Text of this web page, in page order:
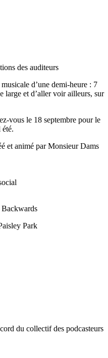
des auditeurs
d’une demi-heure : 7
large et d’aller voir ailleurs, sur
vous le 18 septembre pour le
été.
et animé par Monsieur Dams
Park
du collectif des podcasteurs